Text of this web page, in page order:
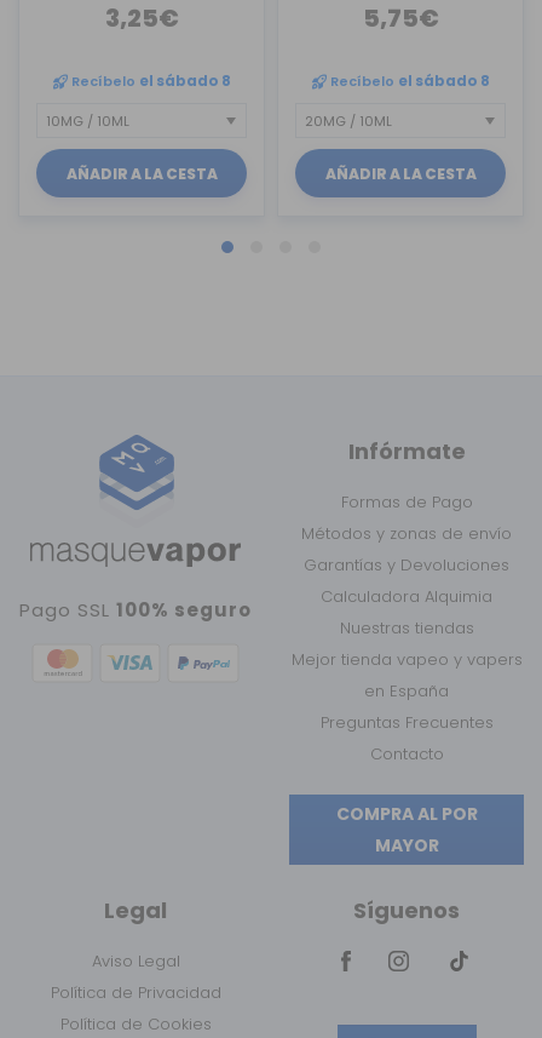
3,25€
Recíbelo el sábado 8
AÑADIR A LA CESTA
5,75€
Recíbelo el sábado 8
AÑADIR A LA CESTA
Pago SSL100% seguro
Infórmate
Formas de Pago
Métodos y zonas de envío
Garantías y Devoluciones
Calculadora Alquimia
Nuestras tiendas
Mejor tienda vapeo y vapers
en España
Preguntas Frecuentes
Contacto
COMPRA AL POR
MAYOR
Legal
Aviso Legal
Política de Privacidad
Política de Cookies
Síguenos